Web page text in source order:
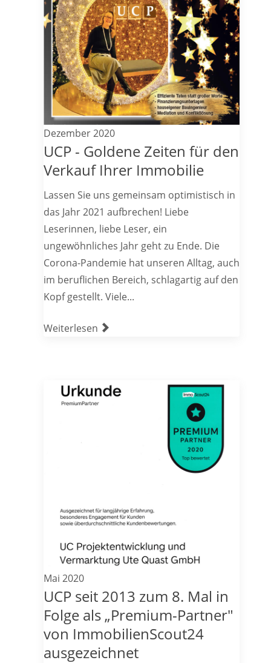
Dezember 2020
UCP - Goldene Zeiten für den
Verkauf Ihrer Immobilie
Lassen Sie uns gemeinsam optimistisch in
das Jahr 2021 aufbrechen! Liebe
Leserinnen, liebe Leser, ein
ungewöhnliches Jahr geht zu Ende. Die
Corona-Pandemie hat unseren Alltag, auch
im beruflichen Bereich, schlagartig auf den
Kopf gestellt. Viele...
Weiterlesen
Mai 2020
UCP seit 2013 zum 8. Mal in
Folge als „Premium-Partner"
von ImmobilienScout24
ausgezeichnet